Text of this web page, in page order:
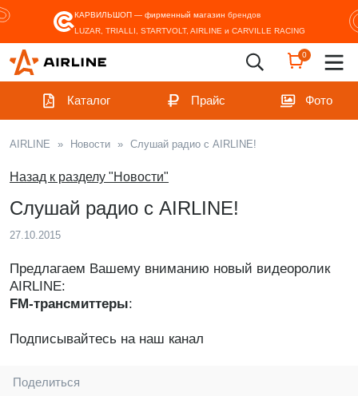
КАРВИЛЬШОП — фирменный магазин брендов
LUZAR, TRIALLI, STARTVOLT, AIRLINE и CARVILLE RACING
0
Каталог Прайс Фото
AIRLINE » Новости » Слушай радио с AIRLINE!
Назад к разделу "Новости"
Слушай радио с AIRLINE!
27.10.2015
Предлагаем Вашему вниманию новый видеоролик
AIRLINE:
FM-трансмиттеры:
Подписывайтесь на наш канал
Поделиться